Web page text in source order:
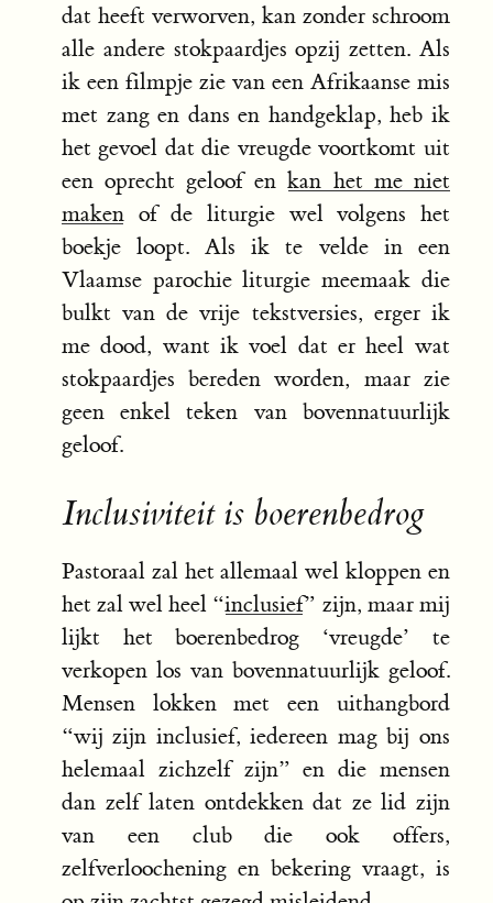
dat heeft verworven, kan zonder schroom
alle andere stokpaardjes opzij zetten. Als
ik een filmpje zie van een Afrikaanse mis
met zang en dans en handgeklap, heb ik
het gevoel dat die vreugde voortkomt uit
een oprecht geloof enkan het me niet
maken of de liturgie wel volgens het
boekje loopt. Als ik te velde in een
Vlaamse parochie liturgie meemaak die
bulkt van de vrije tekstversies, erger ik
me dood, want ik voel dat er heel wat
stokpaardjes bereden worden, maar zie
geen enkel teken van bovennatuurlijk
geloof.
Inclusiviteit is boerenbedrog
Pastoraal zal het allemaal wel kloppen en
het zal wel heel “inclusief” zijn, maar mij
lijkt het boerenbedrog ‘vreugde’ te
verkopen los van bovennatuurlijk geloof.
Mensen lokken met een uithangbord
“wij zijn inclusief, iedereen mag bij ons
helemaal zichzelf zijn” en die mensen
dan zelf laten ontdekken dat ze lid zijn
van een club die ook offers,
zelfverloochening en bekering vraagt, is